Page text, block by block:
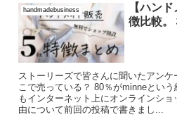
handmadebusiness
【ハン
徴比較。
ストーリーズで皆さんに聞いたアン
こで売っている？ 80％がminneとい
もインターネット上にオンラインシ
由について前回の投稿で書きまし...